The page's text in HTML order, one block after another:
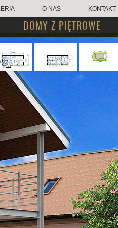
DOMY Z PIĘTROWE
O NAS KONTAKT